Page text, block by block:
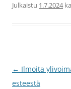
Julkaistu 1.7.2024
Artikkelien
selaus
← Ilmoita
esteestä